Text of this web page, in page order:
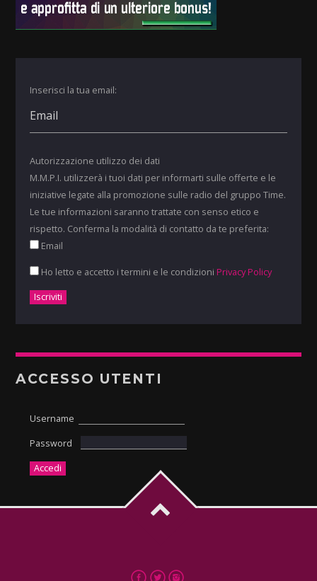
Inserisci la tua email:
Autorizzazione utilizzo dei dati
M.M.P.I. utilizzerà i tuoi dati per informarti sulle offerte e le
iniziative legate alla promozione sulle radio del gruppo Time.
Le tue informazioni saranno trattate con senso etico e
rispetto. Conferma la modalità di contatto da te preferita:
Email
Ho letto e accetto i termini e le condizioni Privacy Policy
ACCESSO UTENTI
Username
Password